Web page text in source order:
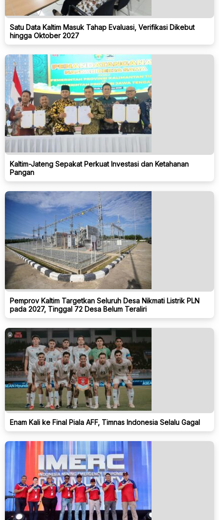
Satu Data Kaltim Masuk Tahap Evaluasi, Verifikasi Dikebut
hingga Oktober 2027
Kaltim-Jateng Sepakat Perkuat Investasi dan Ketahanan
Pangan
Pemprov Kaltim Targetkan Seluruh Desa Nikmati Listrik PLN
pada 2027, Tinggal 72 Desa Belum Teraliri
Enam Kali ke Final Piala AFF, Timnas Indonesia Selalu Gagal